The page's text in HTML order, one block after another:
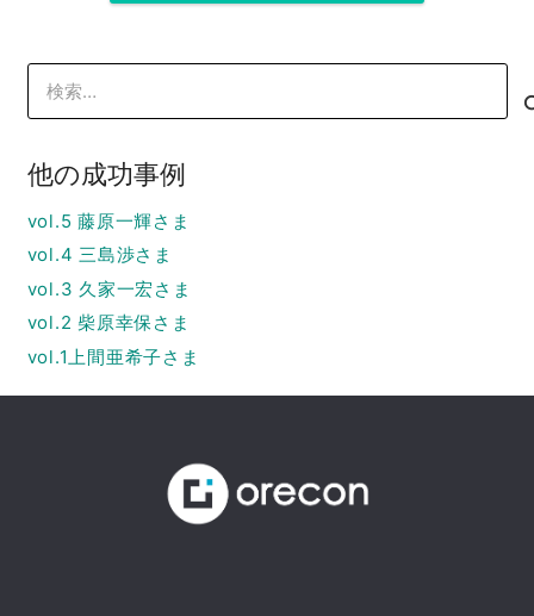
索:
他の成功事例
vol.5 藤原一輝さま
vol.4 三島渉さま
vol.3 久家一宏さま
vol.2 柴原幸保さま
vol.1上間亜希子さま